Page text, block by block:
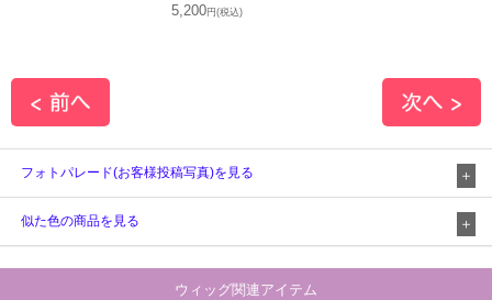
5,200円(税込)
フォトパレード(お客様投稿写真)を見る
似た色の商品を見る
ウィッグ関連アイテム